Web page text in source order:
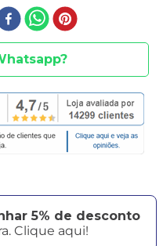
5% de desconto
Clique aqui!